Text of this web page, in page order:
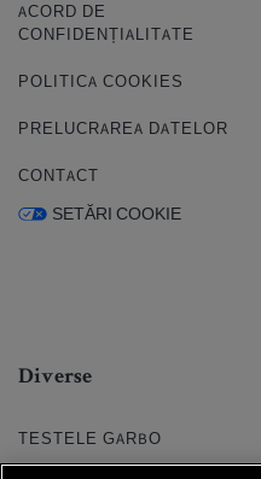
ACORD DE
CONFIDENȚIALITATE
POLITICA COOKIES
PRELUCRAREA DATELOR
CONTACT
SETĂRI COOKIE
Diverse
TESTELE GARBO